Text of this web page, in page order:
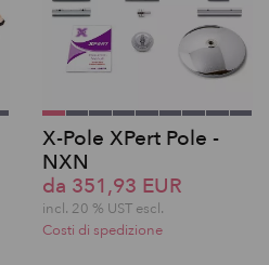
X-Pole XPert Pole -
NXN
da 351,93 EUR
incl. 20 % UST escl.
Costi di spedizione